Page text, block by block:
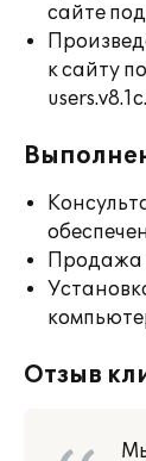
сайте
к сайту
Продажа
Отзыв